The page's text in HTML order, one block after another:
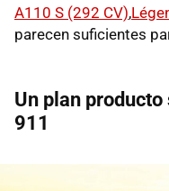
A110 S (292 CV),
parecen suficientes
Un plan
911